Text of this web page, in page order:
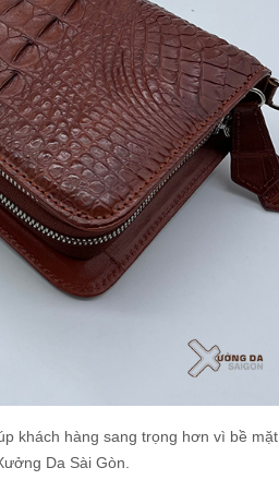
khách hàng sang trọng hơn vì bề mặt
Da Sài Gòn.